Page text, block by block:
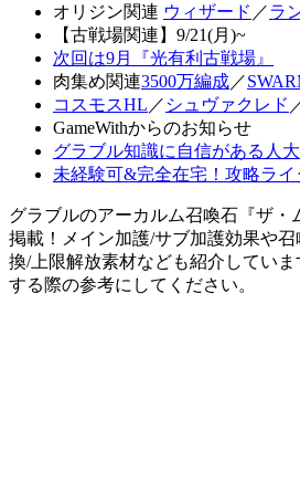
オリジン関連 ウィザード ／ラ
【古戦場関連】9/21(月)~
次回は9月『光有利古戦場』
肉集め関連3500万編成／
コスモスHL ／ シュヴァクレド
GameWithからのお知らせ
グラブル知識に自信がある人
未経験可&完全在宅！攻略ライ
グラブルのアーカルム召喚石『ザ・
掲載！メイン加護/サブ加護効果や
換/上限解放素材なども紹介してい
する際の参考にしてください。